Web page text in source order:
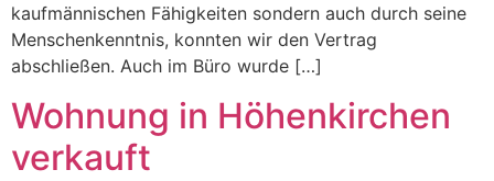
kaufmännischen Fähigkeiten sondern auch durch seine
Menschenkenntnis, konnten wir den Vertrag
abschließen. Auch im Büro wurde […]
Wohnung in Höhenkirchen
verkauft